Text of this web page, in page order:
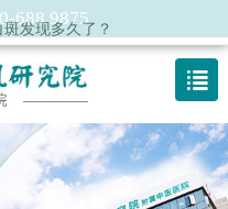
688 9875